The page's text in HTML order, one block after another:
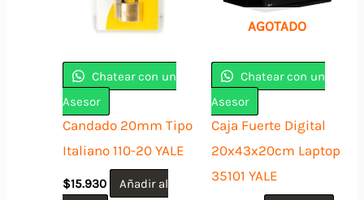
Chatear con un
Asesor
Candado 20mm Tipo
Italiano 110-20 YALE
$15.930
Añadir al
AGOTADO
Chatear con un
Asesor
Caja Fuerte Digital
20x43x20cm Laptop
35101 YALE